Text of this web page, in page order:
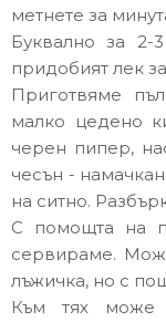
метнете за
Буквално за 2-
придобият лек
Приготвяме
малко цедено
черен пипер,
чесън -
на ситно.
С помощта на
сервираме.
лъжичка, но с
Към тях може